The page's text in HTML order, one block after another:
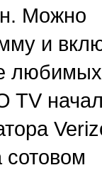
Можно
и
любимых
TV